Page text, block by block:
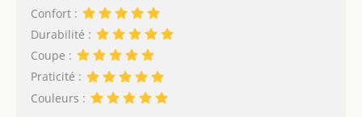
Confort :
Durabilité :
Coupe :
Praticité :
Couleurs :